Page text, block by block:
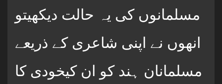
مسلمانوں کی یہ حالت دیکھیتو
انھوں نے اپنی شاعری کے ذریعے
مسلمانان ہند کو ان کیخودی کا